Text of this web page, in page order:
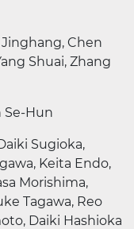
Chen
Shuai, Zhang
Se-Hun
Sugioka,
Keita Endo,
Morishima,
Tagawa, Reo
Daiki Hashioka